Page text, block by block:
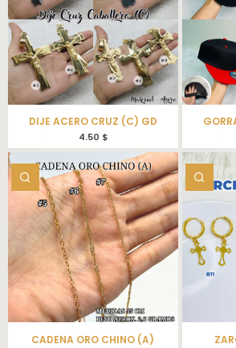
DIJE ACERO CRUZ (C) GD
4.50 $
CADENA ORO CHINO (A)